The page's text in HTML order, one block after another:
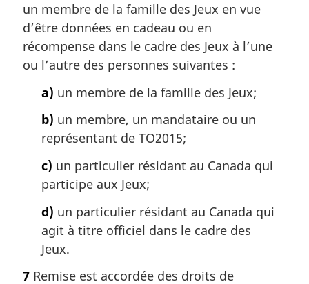
un membre de la famille des Jeux en vue
d’être données en cadeau ou en
récompense dans le cadre des Jeux à l’une
ou l’autre des personnes suivantes :
a) un membre de la famille des Jeux;
b) un membre, un mandataire ou un
représentant de TO2015;
c) un particulier résidant au Canada qui
participe aux Jeux;
d) un particulier résidant au Canada qui
agit à titre officiel dans le cadre des
Jeux.
7 Remise est accordée des droits de